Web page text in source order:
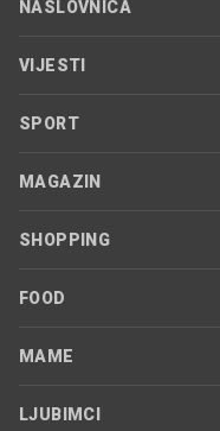
NASLOVNICA
VIJESTI
SPORT
MAGAZIN
SHOPPING
FOOD
MAME
LJUBIMCI